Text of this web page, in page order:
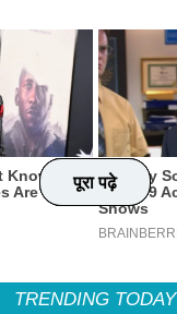
पूरा पढ़े
पूरा पढ़े
पूरा पढ़े
पूरा पढ़े
TRENDING TODAY